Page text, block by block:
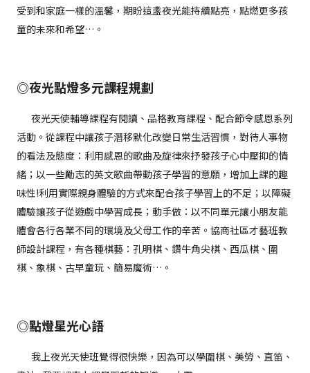
受到和家庭一樣的溫馨，期盼這盞夜光能持續點亮，點燃更多孩
童的未來和希望…。
◎夜光點燈多元課程規劃
夜光天使輔導課程有閱讀、品格教育課程、配合節令感恩系列
活動。從課程中讓孩子潛移默化改變日常生活習慣，對待人事物
的看法及態度：利用感恩的歌曲及旋律來抒發孩子心中壓抑的情
緒；以一些勵志的英文歌曲帶動孩子學習的意願，增加上課的趣
味性!利用實際親身體驗的方式來配合孩子學習上的不足；以障礙
體驗讓孩子從遊戲中學習成長；動手做：以不同單元讓小朋友能
體會各行各業不同的環境及父母工作的辛苦。協商社區才藝班教
師設計課程，有各種棋藝：孔明棋、鑽牛角尖棋、西瓜棋、圍
棋、象棋、古早童玩、簡易魔術…。
◎點燈星光心語
我上夜光天使班覺得很快樂，因為可以學圍棋、美勞、直笛、